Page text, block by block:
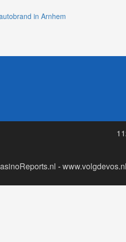
in Arnhem
-www.volgdevos.nl